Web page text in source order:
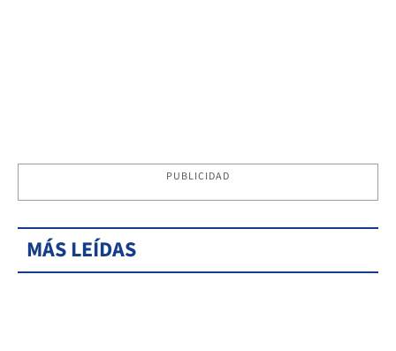
PUBLICIDAD
MÁS LEÍDAS